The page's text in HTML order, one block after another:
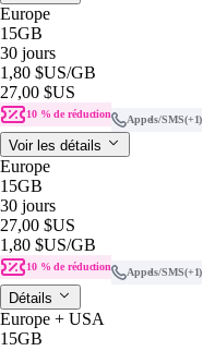
Europe
15GB
30 jours
1,80 $US/GB
27,00 $US
10 % de réduction Appels/SMS(+1)
Voir les détails
Europe
15GB
30 jours
27,00 $US
1,80 $US/GB
10 % de réduction Appels/SMS(+1)
Détails
Europe + USA
15GB